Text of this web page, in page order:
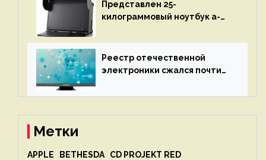
Представлен 25-
килограммовый ноутбук a-
до 3 Тбайт DDR5 и шесть
дисплеев
Реестр отечественной
электроники сжался почти
Метки
APPLE BETHESDA CD PROJEKT RED